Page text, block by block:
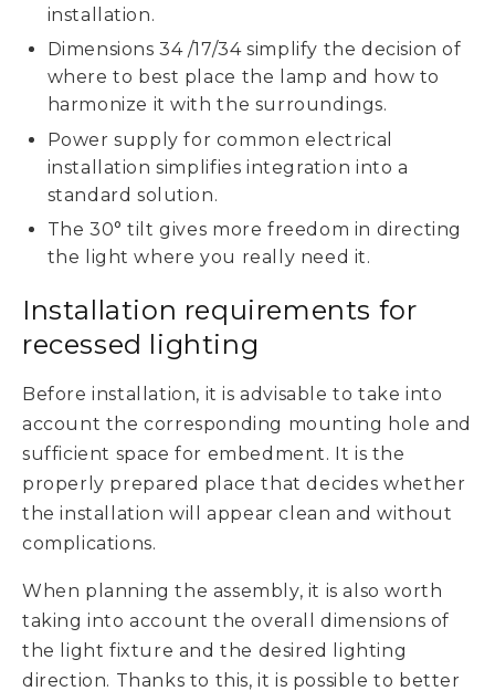
installation.
Dimensions 34 /17/34 simplify the decision of
where to best place the lamp and how to
harmonize it with the surroundings.
Power supply for common electrical
installation simplifies integration into a
standard solution.
The 30° tilt gives more freedom in directing
the light where you really need it.
Installation requirements for
recessed lighting
Before installation, it is advisable to take into
account the corresponding mounting hole and
sufficient space for embedment. It is the
properly prepared place that decides whether
the installation will appear clean and without
complications.
When planning the assembly, it is also worth
taking into account the overall dimensions of
the light fixture and the desired lighting
direction. Thanks to this, it is possible to better